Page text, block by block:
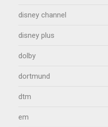
disney channel
disney plus
dolby
dortmund
dtm
em